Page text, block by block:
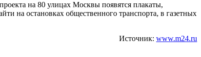
на 80 улицах Москвы появятся плакаты,
на остановках общественного транспорта, в газетных
Источник: www.m24.ru